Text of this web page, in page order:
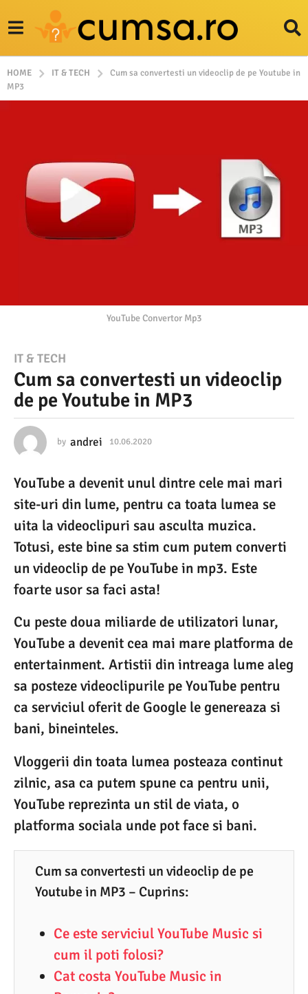
HOME IT & TECH
Cum sa convertesti un videoclip de pe Youtube in
MP3
YouTube Convertor Mp3
1
0
.
6
2
0
2
0
1
0
.
0
0
0
IT & TECH
Cum sa convertesti un videoclip
de pe Youtube in MP3
by andrei 10.06.2020
0
.
2
0
2
YouTube a devenit unul dintre cele mai mari
site-uri din lume, pentru ca toata lumea se
uita la videoclipuri sau asculta muzica.
Totusi, este bine sa stim cum putem converti
un videoclip de pe YouTube in mp3. Este
foarte usor sa faci asta!
Cu peste doua miliarde de utilizatori lunar,
YouTube a devenit cea mai mare platforma de
entertainment. Artistii din intreaga lume aleg
sa posteze videoclipurile pe YouTube pentru
ca serviciul oferit de Google le genereaza si
bani, bineinteles.
Vloggerii din toata lumea posteaza continut
zilnic, asa ca putem spune ca pentru unii,
YouTube reprezinta un stil de viata, o
platforma sociala unde pot face si bani.
Cum sa convertesti un videoclip de pe
Youtube in MP3 – Cuprins:
Ce este serviciul YouTube Music si
cum il poti folosi?
Cat costa YouTube Music in